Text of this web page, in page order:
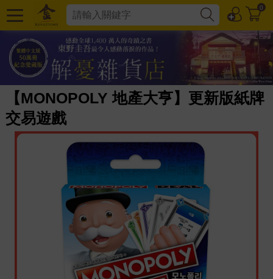
0
【MONOPOLY 地產大亨】更新版紙牌
交易遊戲